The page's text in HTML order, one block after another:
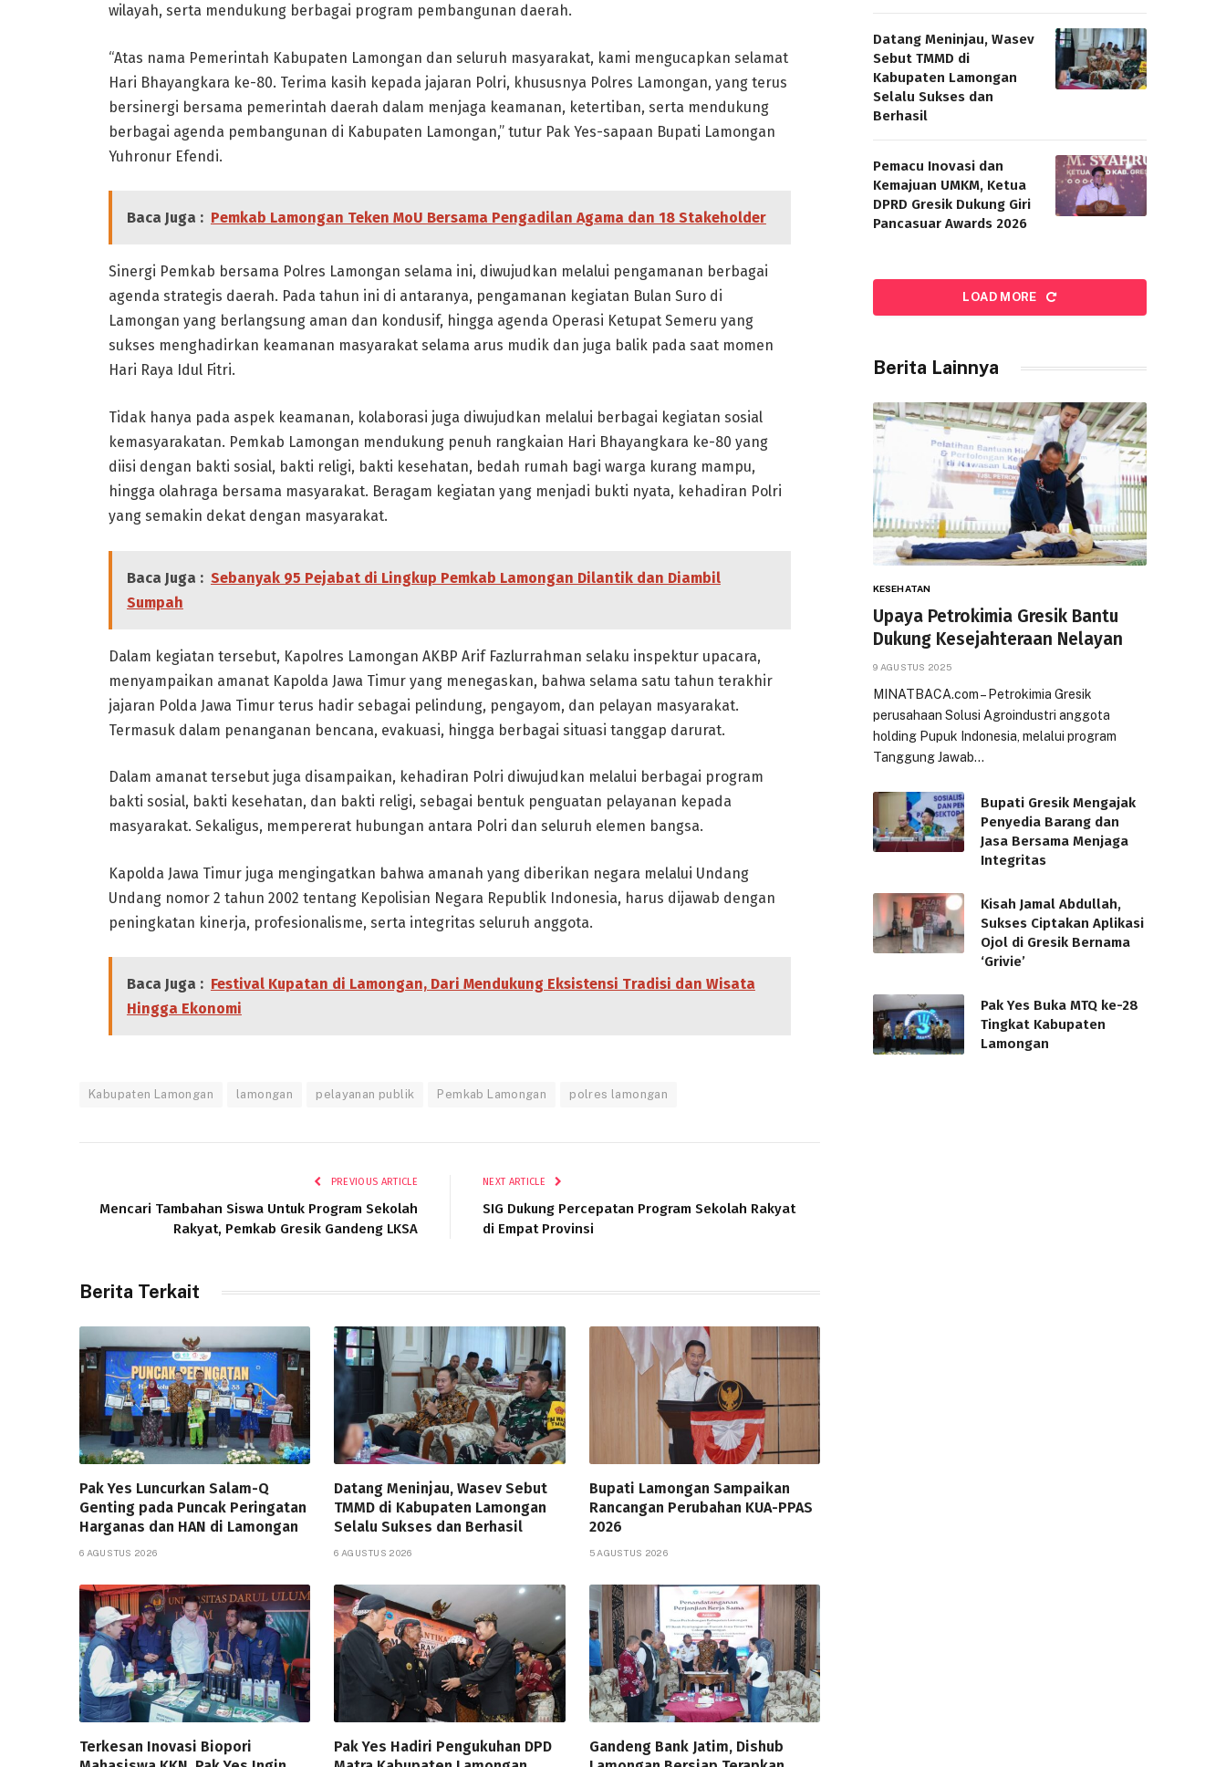
wilayah, serta mendukung berbagai program pembangunan daerah.
“Atas nama Pemerintah Kabupaten Lamongan dan seluruh masyarakat, kami mengucapkan selamat
Hari Bhayangkara ke-80. Terima kasih kepada jajaran Polri, khususnya Polres Lamongan, yang terus
bersinergi bersama pemerintah daerah dalam menjaga keamanan, ketertiban, serta mendukung
berbagai agenda pembangunan di Kabupaten Lamongan,” tutur Pak Yes-sapaan Bupati Lamongan
Yuhronur Efendi.
Baca Juga : Pemkab Lamongan Teken MoU Bersama Pengadilan Agama dan 18 Stakeholder
Sinergi Pemkab bersama Polres Lamongan selama ini, diwujudkan melalui pengamanan berbagai
agenda strategis daerah. Pada tahun ini di antaranya, pengamanan kegiatan Bulan Suro di
Lamongan yang berlangsung aman dan kondusif, hingga agenda Operasi Ketupat Semeru yang
sukses menghadirkan keamanan masyarakat selama arus mudik dan juga balik pada saat momen
Hari Raya Idul Fitri.
Tidak hanya pada aspek keamanan, kolaborasi juga diwujudkan melalui berbagai kegiatan sosial
kemasyarakatan. Pemkab Lamongan mendukung penuh rangkaian Hari Bhayangkara ke-80 yang
diisi dengan bakti sosial, bakti religi, bakti kesehatan, bedah rumah bagi warga kurang mampu,
hingga olahraga bersama masyarakat. Beragam kegiatan yang menjadi bukti nyata, kehadiran Polri
yang semakin dekat dengan masyarakat.
Baca Juga : Sebanyak 95 Pejabat di Lingkup Pemkab Lamongan Dilantik dan Diambil
Sumpah
Dalam kegiatan tersebut, Kapolres Lamongan AKBP Arif Fazlurrahman selaku inspektur upacara,
menyampaikan amanat Kapolda Jawa Timur yang menegaskan, bahwa selama satu tahun terakhir
jajaran Polda Jawa Timur terus hadir sebagai pelindung, pengayom, dan pelayan masyarakat.
Termasuk dalam penanganan bencana, evakuasi, hingga berbagai situasi tanggap darurat.
Dalam amanat tersebut juga disampaikan, kehadiran Polri diwujudkan melalui berbagai program
bakti sosial, bakti kesehatan, dan bakti religi, sebagai bentuk penguatan pelayanan kepada
masyarakat. Sekaligus, mempererat hubungan antara Polri dan seluruh elemen bangsa.
Kapolda Jawa Timur juga mengingatkan bahwa amanah yang diberikan negara melalui Undang
Undang nomor 2 tahun 2002 tentang Kepolisian Negara Republik Indonesia, harus dijawab dengan
peningkatan kinerja, profesionalisme, serta integritas seluruh anggota.
Baca Juga : Festival Kupatan di Lamongan, Dari Mendukung Eksistensi Tradisi dan Wisata
Hingga Ekonomi
Kabupaten Lamongan lamongan pelayanan publik Pemkab Lamongan polres lamongan
PREVIOUS ARTICLE
Mencari Tambahan Siswa Untuk Program Sekolah
Rakyat, Pemkab Gresik Gandeng LKSA
NEXT ARTICLE
SIG Dukung Percepatan Program Sekolah Rakyat
di Empat Provinsi
Berita Terkait
Pak Yes Luncurkan Salam-Q
Genting pada Puncak Peringatan
Harganas dan HAN di Lamongan
6 AGUSTUS 2026
Datang Meninjau, Wasev Sebut
TMMD di Kabupaten Lamongan
Selalu Sukses dan Berhasil
6 AGUSTUS 2026
Bupati Lamongan Sampaikan
Rancangan Perubahan KUA-PPAS
2026
5 AGUSTUS 2026
Terkesan Inovasi Biopori
Pak Yes Hadiri Pengukuhan DPD
Gandeng Bank Jatim, Dishub
Datang Meninjau, Wasev
Sebut TMMD di
Kabupaten Lamongan
Selalu Sukses dan
Berhasil
Pemacu Inovasi dan
Kemajuan UMKM, Ketua
DPRD Gresik Dukung Giri
Pancasuar Awards 2026
LOAD MORE
Berita Lainnya
KESEHATAN
Upaya Petrokimia Gresik Bantu
Dukung Kesejahteraan Nelayan
9 AGUSTUS 2025
MINATBACA.com – Petrokimia Gresik
perusahaan Solusi Agroindustri anggota
holding Pupuk Indonesia, melalui program
Tanggung Jawab…
Bupati Gresik Mengajak
Penyedia Barang dan
Jasa Bersama Menjaga
Integritas
Kisah Jamal Abdullah,
Sukses Ciptakan Aplikasi
Ojol di Gresik Bernama
‘Grivie’
Pak Yes Buka MTQ ke-28
Tingkat Kabupaten
Lamongan